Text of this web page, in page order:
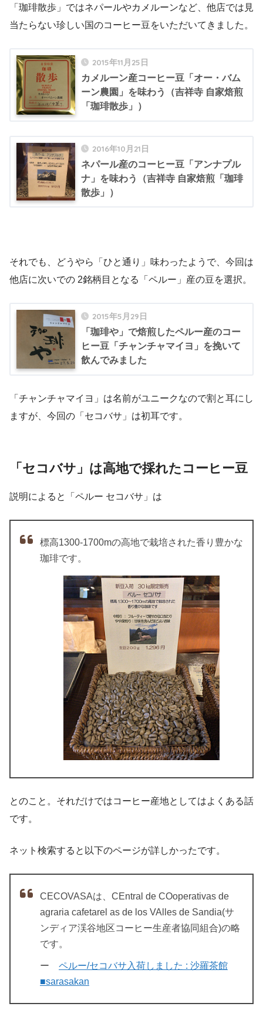
「珈琲散歩」ではネパールやカメルーンなど、他店では見
当たらない珍しい国のコーヒー豆をいただいてきました。
2015年11月25日
カメルーン産コーヒー豆「オー・バム
ーン農園」を味わう（吉祥寺 自家焙煎
「珈琲散歩」）
2016年10月21日
ネパール産のコーヒー豆「アンナプル
ナ」を味わう（吉祥寺 自家焙煎「珈琲
散歩」）
それでも、どうやら「ひと通り」味わったようで、今回は
他店に次いでの 2銘柄目となる「ペルー」産の豆を選択。
2015年5月29日
「珈琲や」で焙煎したペルー産のコー
ヒー豆「チャンチャマイヨ」を挽いて
飲んでみました
「チャンチャマイヨ」は名前がユニークなので割と耳にし
ますが、今回の「セコバサ」は初耳です。
「セコバサ」は高地で採れたコーヒー豆
説明によると「ペルー セコバサ」は
標高1300-1700mの高地で栽培された香り豊かな
珈琲です。
とのこと。それだけではコーヒー産地としてはよくある話
です。
ネット検索すると以下のページが詳しかったです。
CECOVASAは、CEntral de COoperativas de
agraria cafetarel as de los VAlles de Sandia(サ
ンディア渓谷地区コーヒー生産者協同組合)の略
です。
ー ペルー/セコバサ入荷しました : 沙羅茶館
■sarasakan